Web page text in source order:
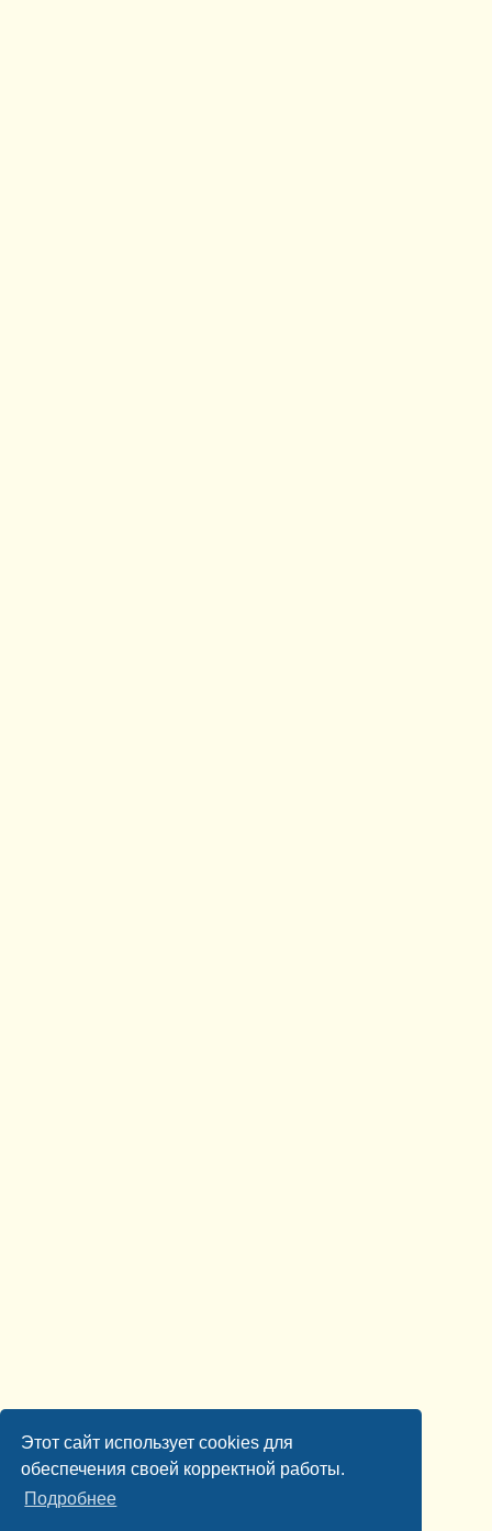
Этот сайт использует cookies для
обеспечения своей корректной работы.
Подробнее